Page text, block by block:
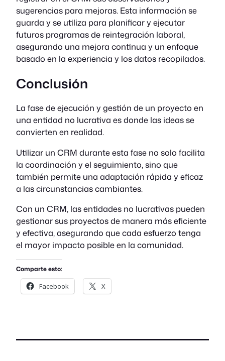
sugerencias para mejoras. Esta información se
guarda y se utiliza para planificar y ejecutar
futuros programas de reintegración laboral,
asegurando una mejora continua y un enfoque
basado en la experiencia y los datos recopilados.
Conclusión
La fase de ejecución y gestión de un proyecto en
una entidad no lucrativa es donde las ideas se
convierten en realidad.
Utilizar un CRM durante esta fase no solo facilita
la coordinación y el seguimiento, sino que
también permite una adaptación rápida y eficaz
a las circunstancias cambiantes.
Con un CRM, las entidades no lucrativas pueden
gestionar sus proyectos de manera más eficiente
y efectiva, asegurando que cada esfuerzo tenga
el mayor impacto posible en la comunidad.
Comparte esto:
Facebook X